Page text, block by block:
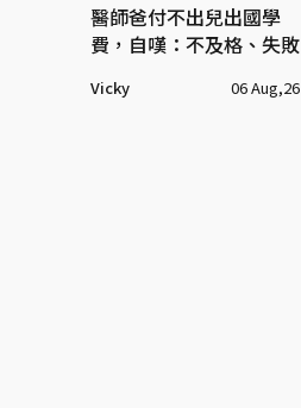
醫師爸付不出兒出國學
費，自嘆：不及格、失敗
Vicky 06 Aug,26